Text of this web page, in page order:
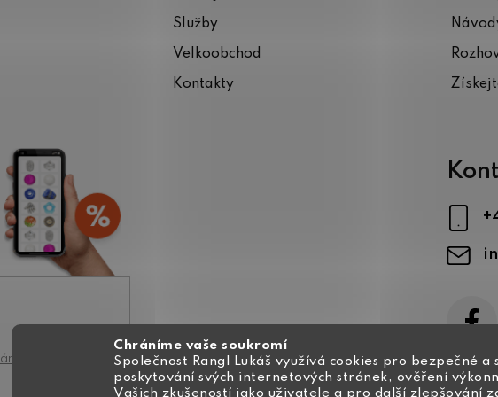
Chráníme vaše soukromí
Společnost Rangl Lukáš využívá cookies pro bezpečné a
poskytování svých internetových stránek, ověření
Vašich zkušeností jako uživatele a pro další zlepšování
Služby
Velkoobchod
Kontakty
osobních údajů